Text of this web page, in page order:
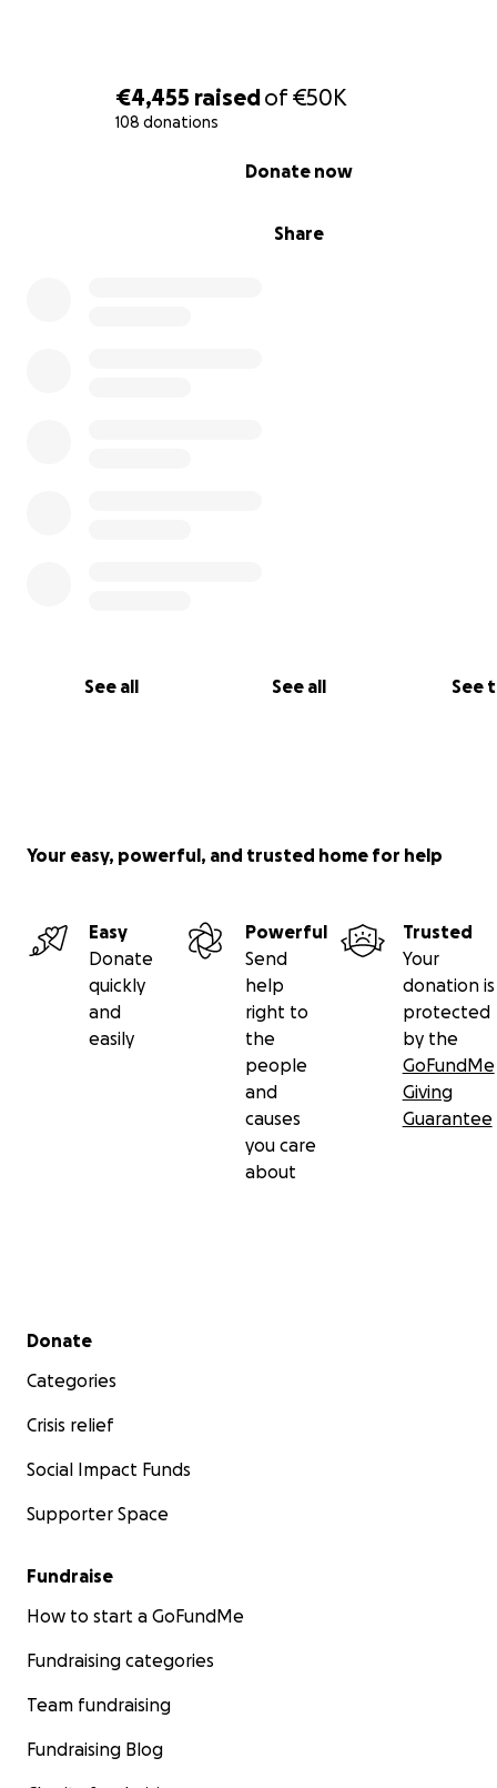
€4,455 raisedof€50K
108 donations
Share
Donate now
See all See all See
Your easy, powerful, and trusted home for help
Easy
Donate
quickly
and
easily
Powerful
Send
help
right to
the
people
and
causes
you care
about
Trusted
Your
donation is
protected
by the
GoFundMe
Giving
Guarantee
Secondary menu
Donate
Categories
Crisis relief
Social Impact Funds
Supporter Space
Fundraise
How to start a GoFundMe
Fundraising categories
Team fundraising
Fundraising Blog